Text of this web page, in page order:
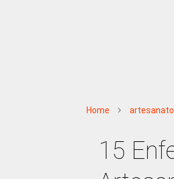
Home artesanato
15